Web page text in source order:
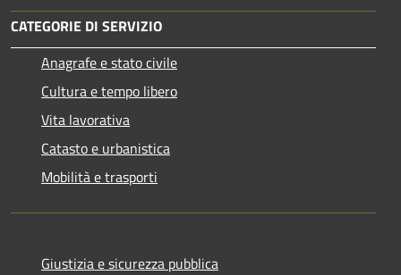
CATEGORIE DI SERVIZIO
Anagrafe e stato civile
Cultura e tempo libero
Vita lavorativa
Catasto e urbanistica
Mobilità e trasporti
Giustizia e sicurezza pubblica